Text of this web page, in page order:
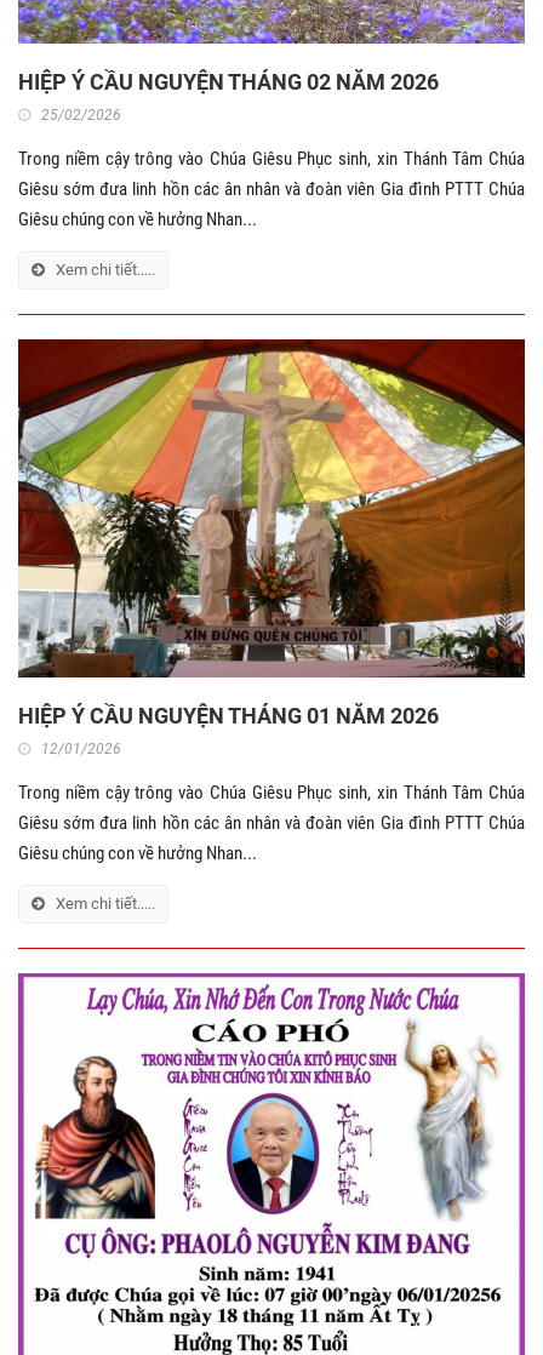
HIỆP Ý CẦU NGUYỆN THÁNG 02 NĂM 2026
25/02/2026
Trong niềm cậy trông vào Chúa Giêsu Phục sinh, xin Thánh Tâm Chúa
Giêsu sớm đưa linh hồn các ân nhân và đoàn viên Gia đình PTTT Chúa
Giêsu chúng con về hưởng Nhan...
Xem chi tiết.....
HIỆP Ý CẦU NGUYỆN THÁNG 01 NĂM 2026
12/01/2026
Trong niềm cậy trông vào Chúa Giêsu Phục sinh, xin Thánh Tâm Chúa
Giêsu sớm đưa linh hồn các ân nhân và đoàn viên Gia đình PTTT Chúa
Giêsu chúng con về hưởng Nhan...
Xem chi tiết.....